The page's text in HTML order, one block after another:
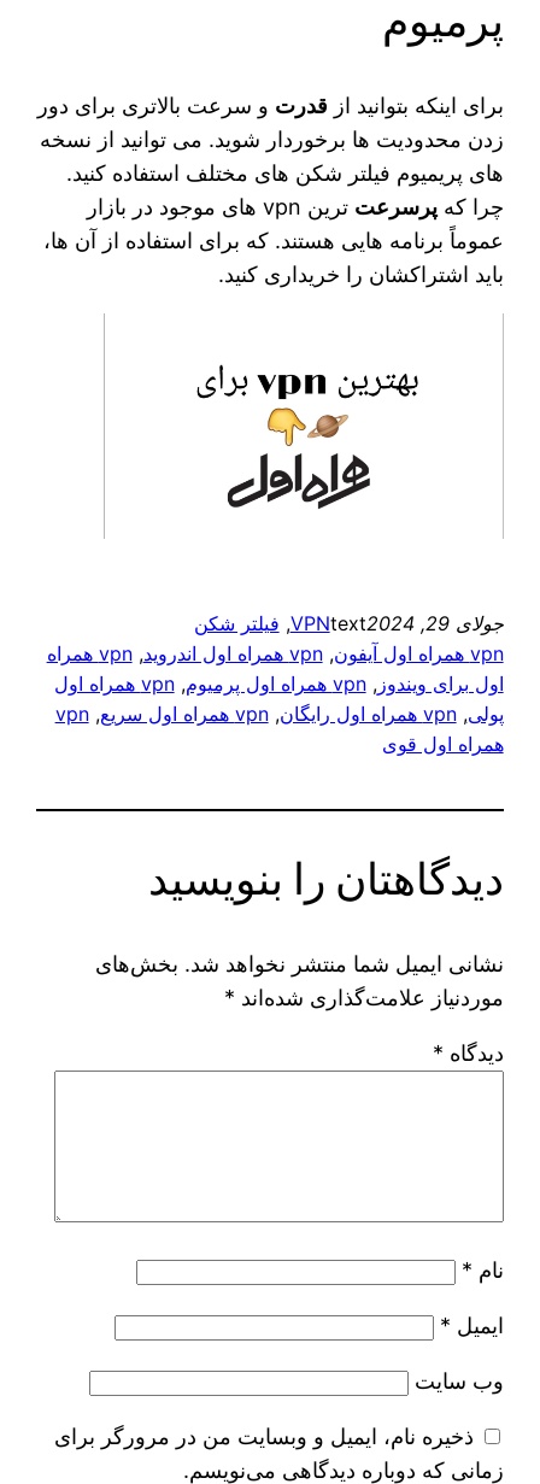
پرمیوم
برای اینکه بتوانید از قدرت و سرعت بالاتری برای دور
زدن محدودیت‌ ها برخوردار شوید. می‌ توانید از نسخه
های پریمیوم فیلتر شکن های مختلف استفاده کنید.
چرا کهپرسرعت‌
ترین vpn های موجود در بازار
عموماً برنامه‌ هایی هستند. که برای استفاده از آن ها،
باید اشتراکشان را خریداری کنید.
جولای 29, 2024 text
VPN
, فیلتر شکن
vpn همراه اول آیفون
, vpn همراه اول اندروید ,
vpn همراه
اول برای ویندوز, vpn همراه اول پرمیوم ,
vpn همراه اول
پولی, vpn همراه اول رایگان , vpn همراه اول سریع ,
vpn
همراه اول قوی
دیدگاهتان را بنویسید
نشانی ایمیل شما منتشر نخواهد شد. بخش‌های
موردنیاز علامت‌گذاری شده‌اند *
دیدگاه *
نام *
ایمیل *
وب‌ سایت
ذخیره نام، ایمیل و وبسایت من در مرورگر برای
زمانی که دوباره دیدگاهی می‌نویسم.